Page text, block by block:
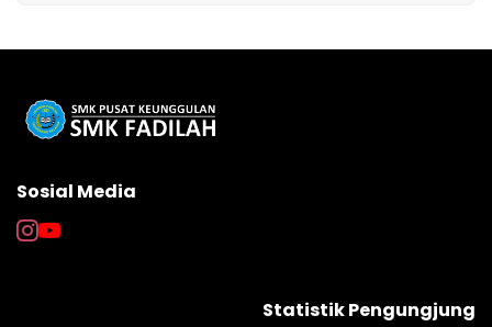
Sosial Media
Statistik Pengungjung